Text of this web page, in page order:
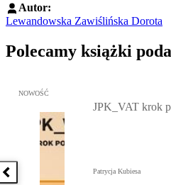
Autor:
Lewandowska Zawiślińska Dorota
Polecamy książki
Poprzednia książka
Przejdź do: JPK_VAT krok po
NOWOŚĆ
JPK_VAT krok
Patrycja Kubiesa